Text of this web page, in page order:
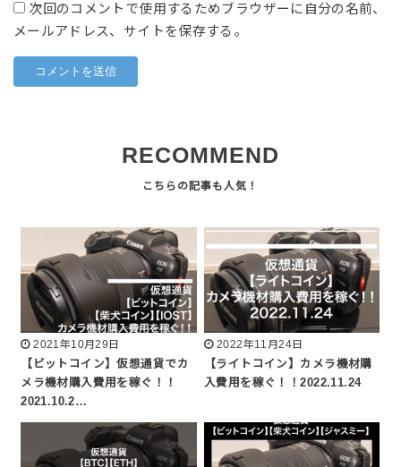
次回のコメントで使用するためブラウザーに自分の名前、
メールアドレス、サイトを保存する。
RECOMMEND
2021年10月29日
【ビットコイン】仮想通貨でカ
メラ機材購入費用を稼ぐ！！
2021.10.2…
2022年11月24日
【ライトコイン】カメラ機材購
入費用を稼ぐ！！2022.11.24